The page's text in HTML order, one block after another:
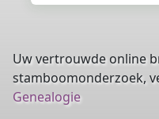
Uw vertrouwde online
stamboomonderzoek,
Genealogie